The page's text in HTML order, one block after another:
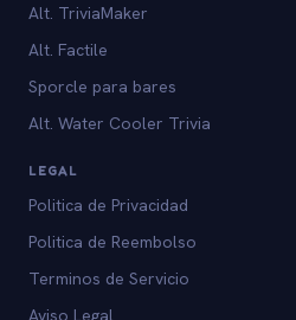
Alt. TriviaMaker
Alt. Factile
Sporcle para bares
Alt. Water Cooler Trivia
LEGAL
Politica de Privacidad
Politica de Reembolso
Terminos de Servicio
Aviso Legal